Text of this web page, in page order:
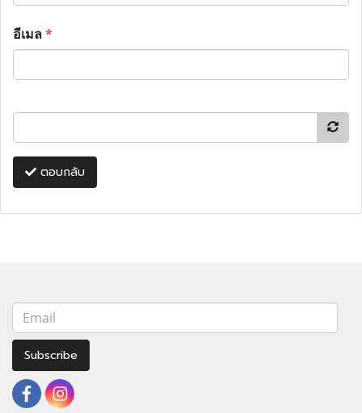
อีเมล*
ตอบกลับ
Subscribe